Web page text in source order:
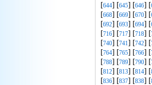
[644] [645] [646] [
[668] [669] [670] [
[692] [693] [694] [
[716] [717] [718] [
[740] [741] [742] [
[764] [765] [766] [
[788] [789] [790] [
[812] [813] [814] [
[836] [837] [838] [